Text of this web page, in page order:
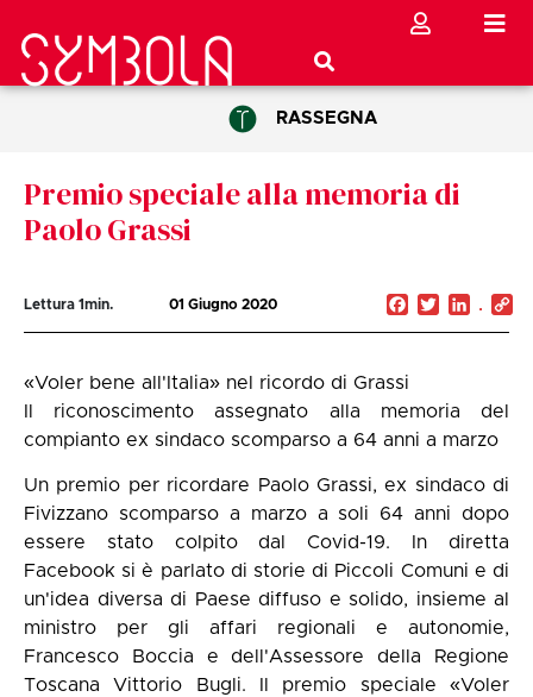
RASSEGNA
Premio speciale alla memoria di
Paolo Grassi
Lettura 1min. 01 Giugno 2020 Facebook
Twitter
«Voler bene all'Italia» nel ricordo di Grassi
Il riconoscimento assegnato alla memoria del
compianto ex sindaco scomparso a 64 anni a marzo
Un premio per ricordare Paolo Grassi, ex sindaco di
Fivizzano scomparso a marzo a soli 64 anni dopo
essere stato colpito dal Covid-19. In diretta
Facebook si è parlato di storie di Piccoli Comuni e di
un'idea diversa di Paese diffuso e solido, insieme al
ministro per gli affari regionali e autonomie,
Francesco Boccia e dell'Assessore della Regione
Toscana Vittorio Bugli. Il premio speciale «Voler